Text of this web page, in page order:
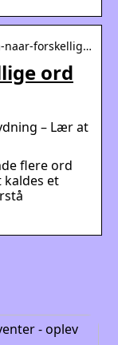
naar-forskellig…
ord
– Lær at
flere ord
et